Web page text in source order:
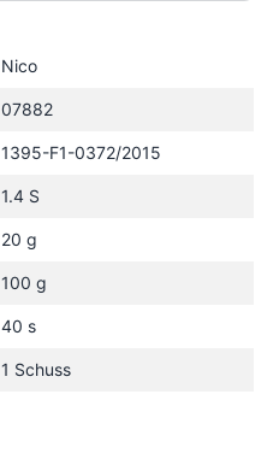
Nico
07882
1395-F1-0372/2015
1.4 S
20 g
100 g
40 s
1 Schuss